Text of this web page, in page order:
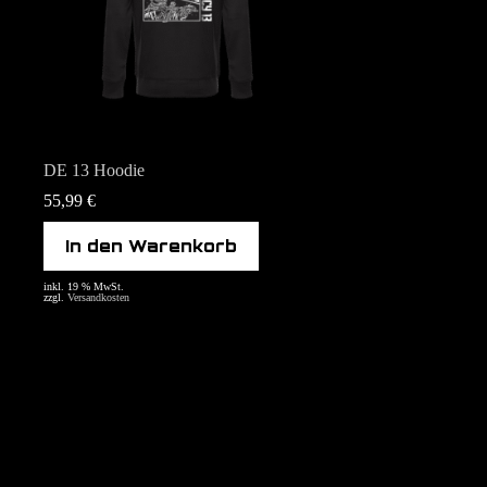
DE 13 Hoodie
55,99 €
In den Warenkorb
inkl. 19 % MwSt.
zzgl. Versandkosten